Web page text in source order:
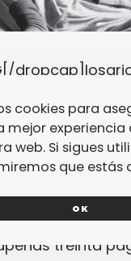
metástasis
de 1969 pero
Sin Fin
de
) es la crónica del
convulsa
treinta
cookies para
mejor experiencia
web. Si sigues
que estás
OK